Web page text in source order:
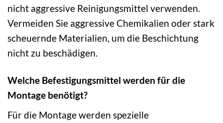
nicht aggressive Reinigungsmittel verwenden.
Vermeiden Sie aggressive Chemikalien oder stark
scheuernde Materialien, um die Beschichtung
nicht zu beschädigen.
Welche Befestigungsmittel werden für die
Montage benötigt?
Für die Montage werden spezielle